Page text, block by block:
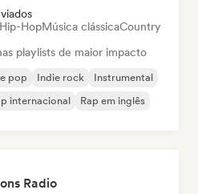
HopMúsica clássicaCountry
playlists de maior impacto
pop Indie rock
Instrumental
internacional Rap em inglês
Radio